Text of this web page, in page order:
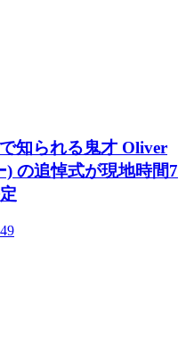
知られる鬼才 Oliver
) の追悼式が現地時間7
49